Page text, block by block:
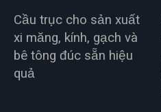
Cầu trục cho sản xuất
xi măng, kính, gạch và
bê tông đúc sẵn hiệu
quả